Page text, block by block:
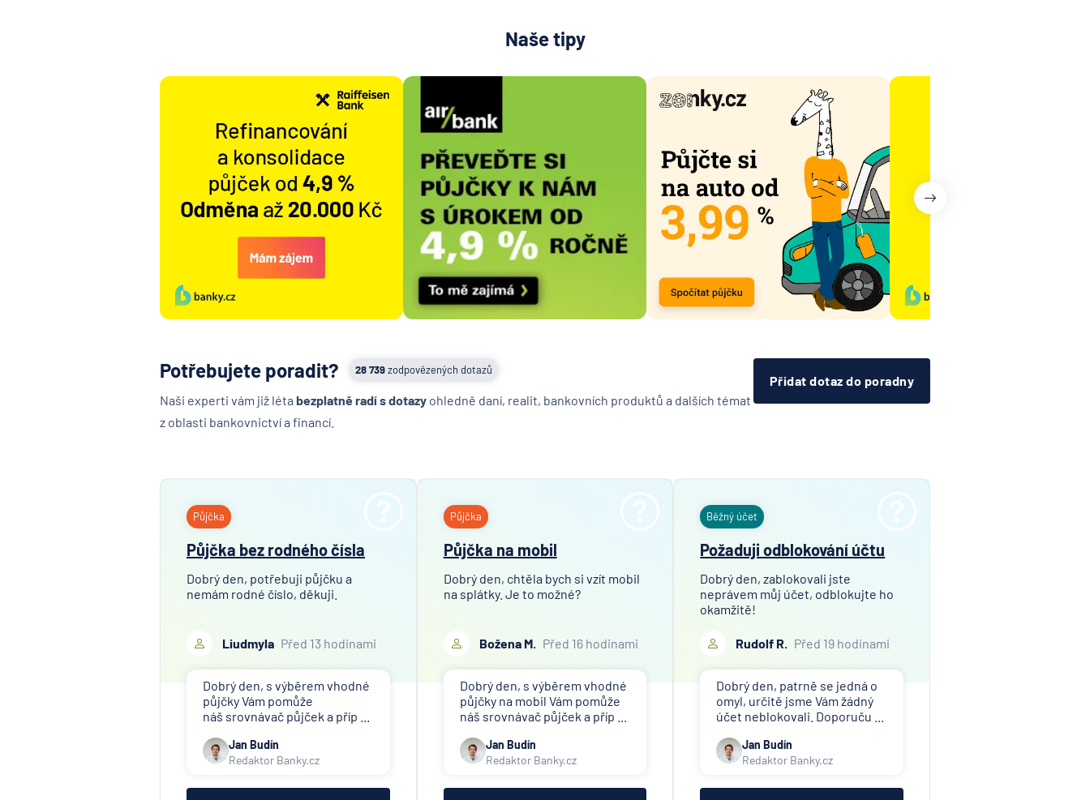
Naše tipy
28 739zodpovězených dotazů
Potřebujete poradit?
Naši experti vám již léta bezplatně radí s dotazy ohledně daní, realit, bankovních produktů a dalších témat
z oblasti bankovnictví a financí.
Přidat dotaz do poradny
Půjčka
Půjčka bez rodného čísla
Dobrý den, potřebuji půjčku a
nemám rodné číslo, děkuji.
Liudmyla Před 13 hodinami
Dobrý den, s výběrem vhodné
půjčky Vám pomůže
náš srovnávač půjček a příp ...
Jan Budín
Redaktor Banky.cz
Půjčka
Půjčka na mobil
Dobrý den, chtěla bych si vzít mobil
na splátky. Je to možné?
Božena M. Před 16 hodinami
Dobrý den, s výběrem vhodné
půjčky na mobil Vám pomůže
náš srovnávač půjček a příp ...
Jan Budín
Redaktor Banky.cz
Běžný účet
Požaduji odblokování účtu
Dobrý den, zablokovali jste
neprávem můj účet, odblokujte ho
okamžitě!
Rudolf R. Před 19 hodinami
Dobrý den, patrně se jedná o
omyl, určitě jsme Vám žádný
účet neblokovali. Doporuču ...
Jan Budín
Redaktor Banky.cz